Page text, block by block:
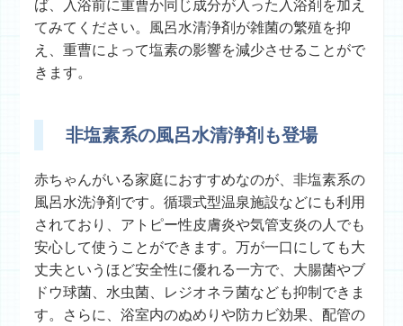
ば、入浴前に重曹か同じ成分が入った入浴剤を加え
てみてください。風呂水清浄剤が雑菌の繁殖を抑
え、重曹によって塩素の影響を減少させることがで
きます。
非塩素系の風呂水清浄剤も登場
赤ちゃんがいる家庭におすすめなのが、非塩素系の
風呂水洗浄剤です。循環式型温泉施設などにも利用
されており、アトピー性皮膚炎や気管支炎の人でも
安心して使うことができます。万が一口にしても大
丈夫というほど安全性に優れる一方で、大腸菌やブ
ドウ球菌、 水虫菌、レジオネラ菌なども抑制できま
す。さらに、浴室内のぬめりや防カビ効果、配管の